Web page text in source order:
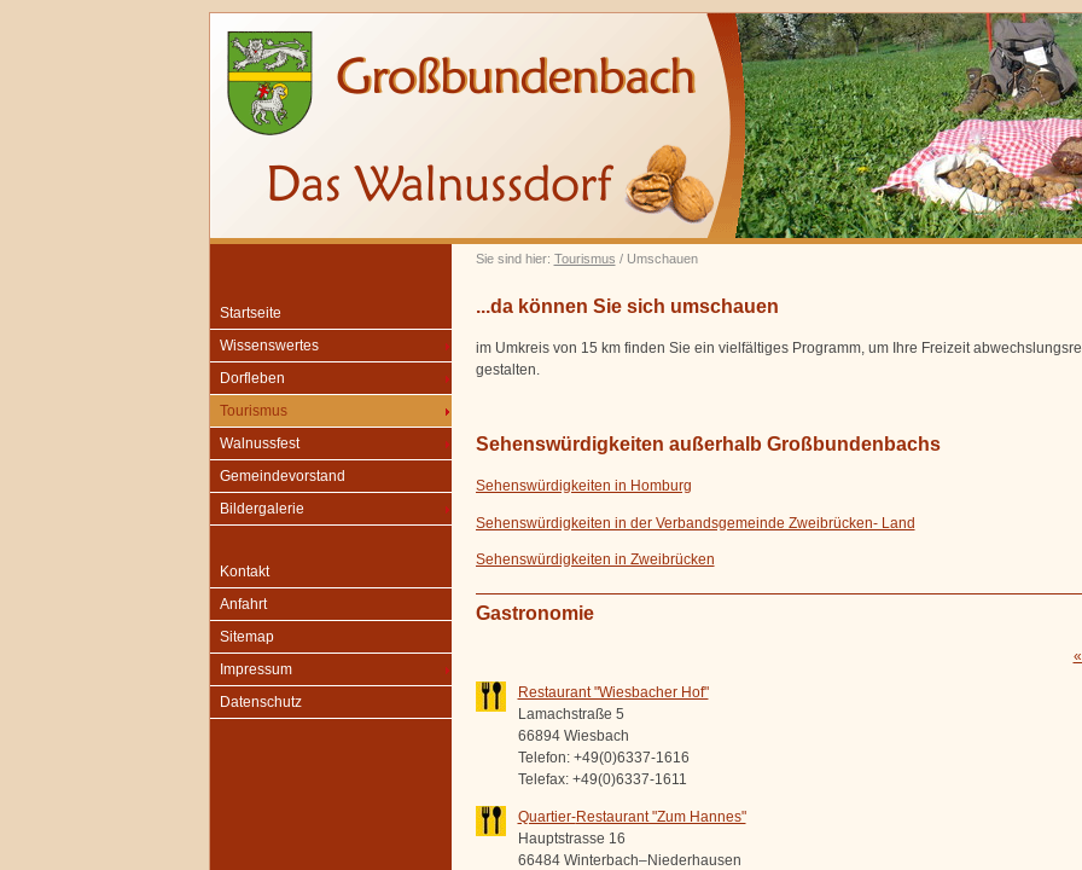
Sie sind hier: Tourismus / Umschauen
Startseite
Wissenswertes
Dorfleben
Tourismus
Walnussfest
Gemeindevorstand
Bildergalerie
Kontakt
Anfahrt
Sitemap
Impressum
Datenschutz
...da können Sie sich umschauen
im Umkreis von 15 km finden Sie ein vielfältiges Programm, um Ihre Freizeit
gestalten.
Sehenswürdigkeiten außerhalb Großbundenbachs
Sehenswürdigkeiten in Homburg
Sehenswürdigkeiten in der Verbandsgemeinde Zweibrücken- Land
Sehenswürdigkeiten in Zweibrücken
Gastronomie
Restaurant "Wiesbacher Hof"
Lamachstraße 5
66894 Wiesbach
Telefon: +49(0)6337-1616
Telefax: +49(0)6337-1611
Quartier-Restaurant "Zum Hannes"
Hauptstrasse 16
66484 Winterbach–Niederhausen